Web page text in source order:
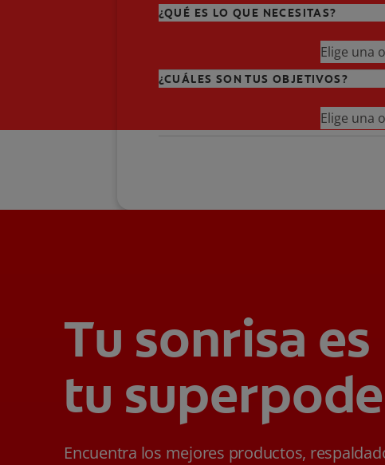
¿QUÉ ES LO QUE NECESITAS?
Elige una
¿CUÁLES SON TUS OBJETIVOS?
Elige una
Tu sonrisa es
tu
Encuentra los mejores productos,